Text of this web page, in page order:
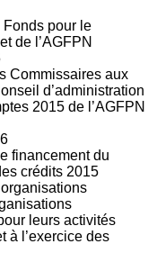
Fonds pour le
de l’AGFPN
Commissaires aux
d’administration
2015 de l’AGFPN
financement du
crédits 2015
leurs activités
à l’exercice des